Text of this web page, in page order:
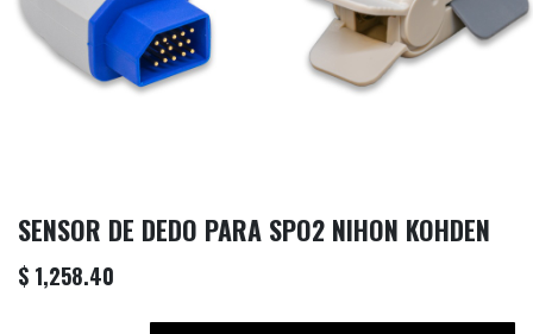
SENSOR DE DEDO PARA SPO2 NIHON KOHDEN
$ 1,258.40